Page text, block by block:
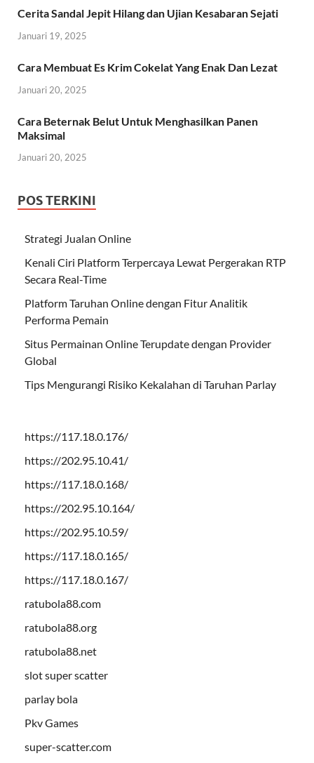
Cerita Sandal Jepit Hilang dan Ujian Kesabaran Sejati
Januari 19, 2025
Cara Membuat Es Krim Cokelat Yang Enak Dan Lezat
Januari 20, 2025
Cara Beternak Belut Untuk Menghasilkan Panen
Maksimal
Januari 20, 2025
POS TERKINI
Strategi Jualan Online
Kenali Ciri Platform Terpercaya Lewat Pergerakan RTP
Secara Real-Time
Platform Taruhan Online dengan Fitur Analitik
Performa Pemain
Situs Permainan Online Terupdate dengan Provider
Global
Tips Mengurangi Risiko Kekalahan di Taruhan Parlay
https://117.18.0.176/
https://202.95.10.41/
https://117.18.0.168/
https://202.95.10.164/
https://202.95.10.59/
https://117.18.0.165/
https://117.18.0.167/
ratubola88.com
ratubola88.org
ratubola88.net
slot super scatter
parlay bola
Pkv Games
super-scatter.com